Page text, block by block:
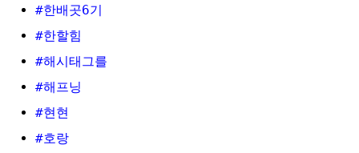
#한배곳6기
#한할힘
#해시태그를
#해프닝
#현현
#호랑